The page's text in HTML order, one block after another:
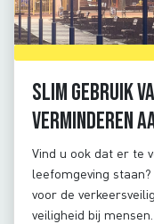
Slim gebruik
Verminderen
Vind u ook dat er te
leefomgeving
voor de
veiligheid bij